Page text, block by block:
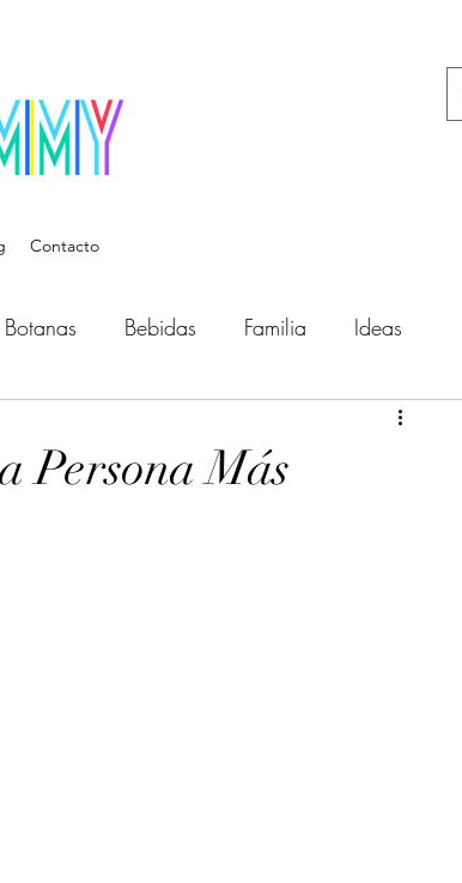
Contacto
Botanas Bebidas Familia Ideas
Festividades
Persona Más